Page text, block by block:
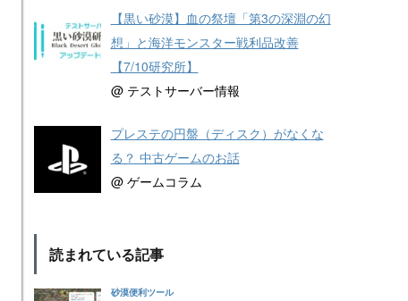
【黒い砂漠】血の祭壇「第3の深淵の幻
想」と海洋モンスター戦利品改善
【7/10研究所】
@ テストサーバー情報
プレステの円盤（ディスク）がなくな
る？ 中古ゲームのお話
@ ゲームコラム
読まれている記事